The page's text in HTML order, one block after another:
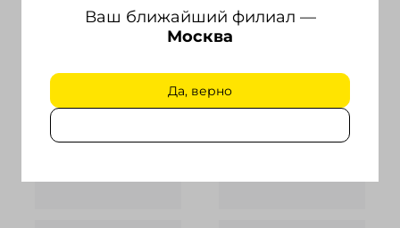
Ваш ближайший филиал —
Москва
Да, верно